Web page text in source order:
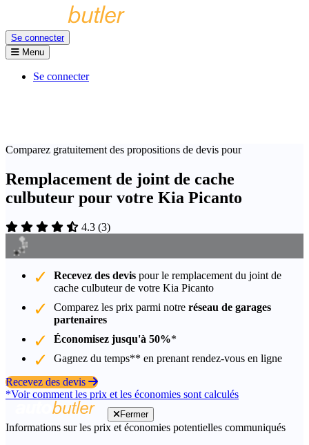
Se connecter
Menu
Se connecter
Comparez gratuitement des propositions de devis pour
Remplacement de joint de cache
culbuteur pour votre Kia Picanto
4.3 (3)
Recevez des devis pour le remplacement du joint de
cache culbuteur de votre Kia Picanto
Comparez les prix parmi notre réseau de garages
partenaires
Économisez jusqu'à 50%*
Gagnez du temps** en prenant rendez-vous en ligne
Recevez des devis
*Voir comment les prix et les économies sont calculés
Fermer
Informations sur les prix et économies potentielles communiqués